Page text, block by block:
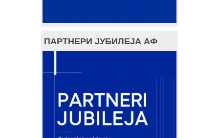
ПАРТНЕРИ ЈУБИЛЕЈА АФ